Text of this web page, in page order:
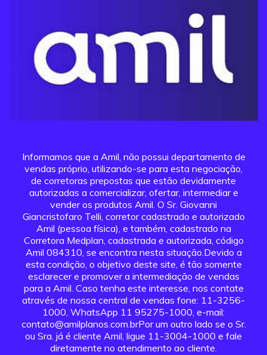
Informamos que a Amil, não possui departamento de
vendas próprio, utilizando-se para esta negociação,
de corretoras prepostas que estão devidamente
autorizadas a comercializar, ofertar, intermediar e
vender os produtos Amil. O Sr. Giovanni
Giancristofaro Telli, corretor cadastrado e autorizado
Amil (pessoa física), e também, cadastrado na
Corretora Medplan, cadastrada e autorizada, código
Amil 084310, se encontra nesta situação.Devido a
esta condição, o objetivo deste site, é tão somente
esclarecer e promover a intermediação de vendas
para a Amil. Caso tenha este interesse, nos contate
através de nossa central de vendas fone: 11-3256-
1000, WhatsApp 11 95275-1000, e-mail:
contato@amilplanos.com.brPor um outro lado se o Sr.
ou Sra. já é cliente Amil, ligue 11-3004-1000 e fale
diretamente no atendimento ao cliente.